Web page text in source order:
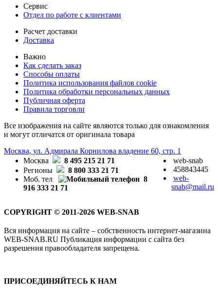
Сервис
Отдел по работе с клиентами
Расчет доставки
Доставка
Важно
Как сделать заказ
Способы оплаты
Политика использования файлов cookie
Политика обработки персональных данных
Публичная оферта
Правила торговли
Все изображения на сайте являются только для ознакомления
и могут отличатся от оригинала товара
Москва, ул. Адмирала Корнилова владение 60, стр. 1
Москва
8 495 215 21 71
Регионы
8 800 333 21 71
Моб. тел
8
916 333 21 71
web-snab
458843445
web-
snab@mail.ru
COPYRIGHT © 2011-2026 WEB-SNAB
Вся информация на сайте – собственность интернет-магазина
WEB-SNAB.RU Публикация информации с сайта без
разрешения правообладателя запрещена.
ПРИСОЕДИНЯЙТЕСЬ К НАМ